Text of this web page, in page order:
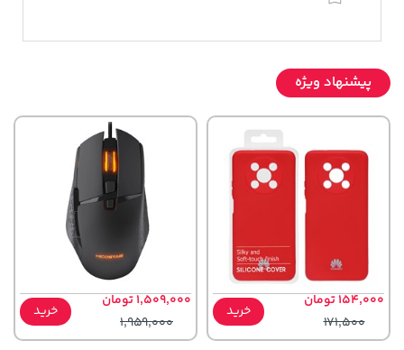
پیشنهاد ویژه
154,000 تومان
171,500
خرید
1,509,000 تومان
1,959,000
خرید